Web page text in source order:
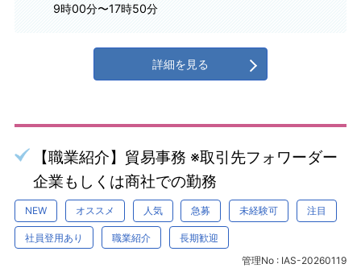
9時00分〜17時50分
詳細を見る
【職業紹介】貿易事務 ※取引先フォワーダー
企業もしくは商社での勤務
NEW オススメ 人気 急募 未経験可 注目
社員登用あり 職業紹介
長期歓迎
管理No : IAS-20260119